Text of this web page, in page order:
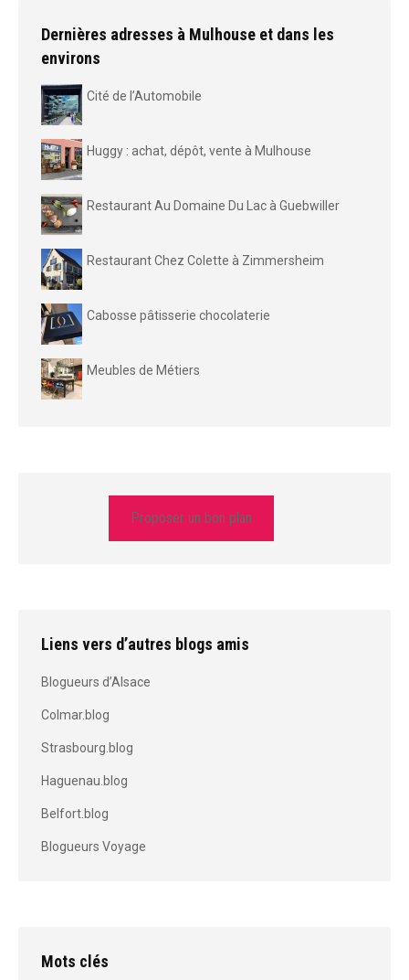
Dernières adresses à Mulhouse et dans les
environs
Cité de l’Automobile
Huggy : achat, dépôt, vente à Mulhouse
Restaurant Au Domaine Du Lac à Guebwiller
Restaurant Chez Colette à Zimmersheim
Cabosse pâtisserie chocolaterie
Meubles de Métiers
Proposer un bon plan
Liens vers d’autres blogs amis
Blogueurs d’Alsace
Colmar.blog
Strasbourg.blog
Haguenau.blog
Belfort.blog
Blogueurs Voyage
Mots clés